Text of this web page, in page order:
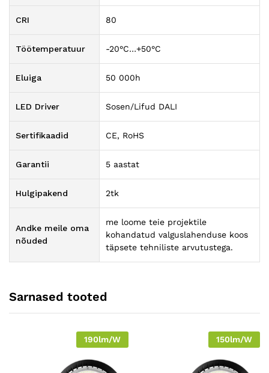
CRI 80
Töötemperatuur -20°C…+50°C
Eluiga 50 000h
LED Driver Sosen/Lifud DALI
Sertifikaadid CE, RoHS
Garantii 5 aastat
Hulgipakend 2tk
Andke meile oma
nõuded
me loome teie projektile
kohandatud valguslahenduse koos
täpsete tehniliste arvutustega.
Sarnased tooted
190lm/W 150lm/W